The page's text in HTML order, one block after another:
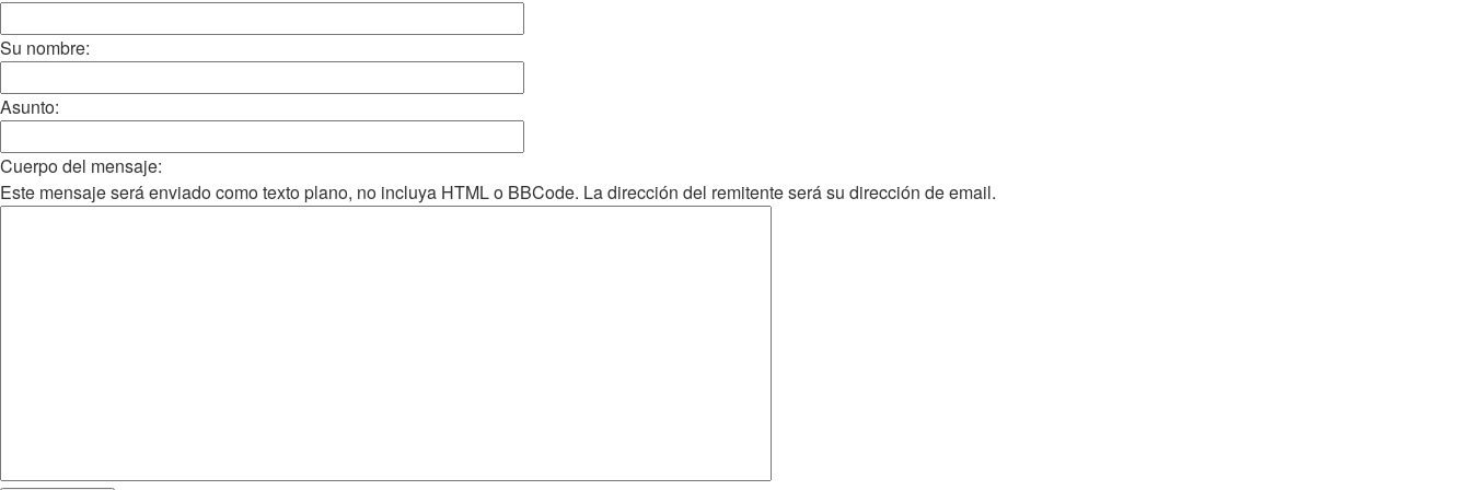
Su nombre:
Asunto:
Cuerpo del mensaje:
Este mensaje será enviado como texto plano, no incluya HTML o BBCode. La dirección del remitente será su dirección de email.